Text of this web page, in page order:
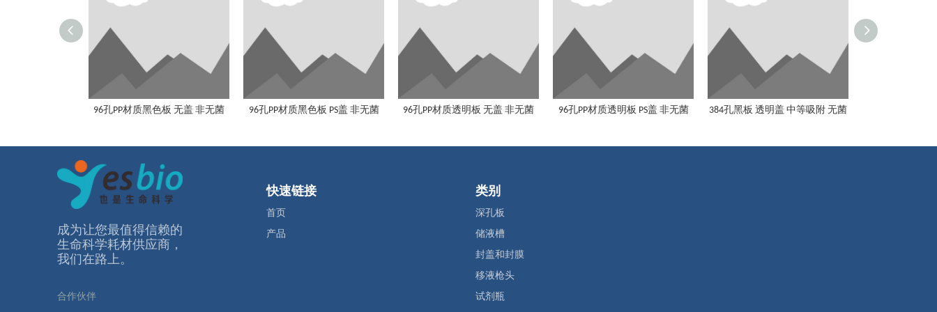
96孔PP材质黑色板 无盖 非无菌 96孔PP材质黑色板 PS盖 非无菌 96孔PP材质透明板 无盖 非无菌 96孔PP材质透明板 PS盖 非无菌 384孔黑板 透明盖 中等吸附 无菌
成为让您最值得信赖的
⽣命科学耗材供应商，
我们在路上。
合作伙伴
快速链接
首页
产品
类别
深孔板
储液槽
封盖和封膜
移液枪头
试剂瓶